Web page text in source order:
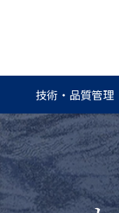
技術・品質管理